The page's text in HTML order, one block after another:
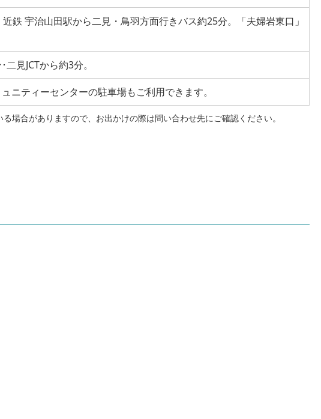
近鉄 宇治山田駅から二見・鳥羽方面行きバス約25分。「夫婦岩東口」
見JCTから約3分。
ニティーセンターの駐車場もご利用できます。
場合がありますので、お出かけの際は問い合わせ先にご確認ください。